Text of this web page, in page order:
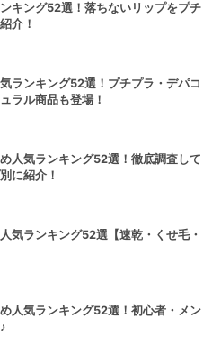
キング52選！落ちないリップをプチ
介！
ランキング52選！プチプラ・デパコ
ラル商品も登場！
人気ランキング52選！徹底調査して
に紹介！
気ランキング52選【速乾・くせ毛・
人気ランキング52選！初心者・メン